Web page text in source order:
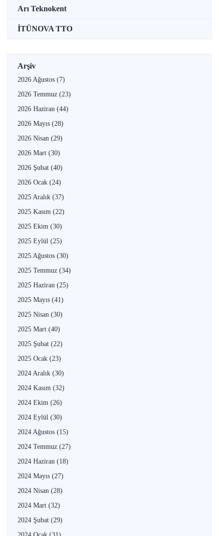
Arı Teknokent
İTÜNOVA TTO
Arşiv
2026 Ağustos (7)
2026 Temmuz (23)
2026 Haziran (44)
2026 Mayıs (28)
2026 Nisan (29)
2026 Mart (30)
2026 Şubat (40)
2026 Ocak (24)
2025 Aralık (37)
2025 Kasım (22)
2025 Ekim (30)
2025 Eylül (25)
2025 Ağustos (30)
2025 Temmuz (34)
2025 Haziran (25)
2025 Mayıs (41)
2025 Nisan (30)
2025 Mart (40)
2025 Şubat (22)
2025 Ocak (23)
2024 Aralık (30)
2024 Kasım (32)
2024 Ekim (26)
2024 Eylül (30)
2024 Ağustos (15)
2024 Temmuz (27)
2024 Haziran (18)
2024 Mayıs (27)
2024 Nisan (28)
2024 Mart (32)
2024 Şubat (29)